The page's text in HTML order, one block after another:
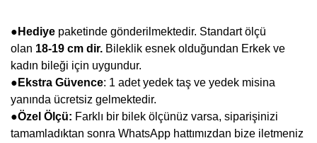
●Hediye paketinde gönderilmektedir. Standart ölçü
olan 18-19 cm dir. Bileklik esnek olduğundan Erkek ve
kadın bileği için uygundur.
● Ekstra Güvence: 1 adet yedek taş ve yedek misina
yanında ücretsiz gelmektedir.
●Özel Ölçü: Farklı bir bilek ölçünüz varsa, siparişinizi
tamamladıktan sonra WhatsApp hattımızdan bize iletmeniz